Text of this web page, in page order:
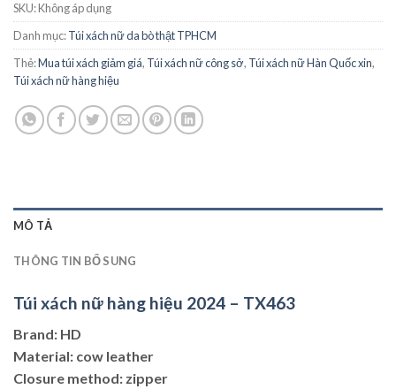
SKU:Không áp dụng
Danh mục:Túi xách nữ da bò thật TPHCM
Thẻ:Mua túi xách giảm giá, Túi xách nữ công sở, Túi xách nữ Hàn Quốc xin,
Túi xách nữ hàng hiệu
MÔ TẢ
THÔNG TIN BỔ SUNG
Túi xách nữ hàng hiệu 2024 – TX463
Brand: HD
Material: cow leather
Closure method: zipper